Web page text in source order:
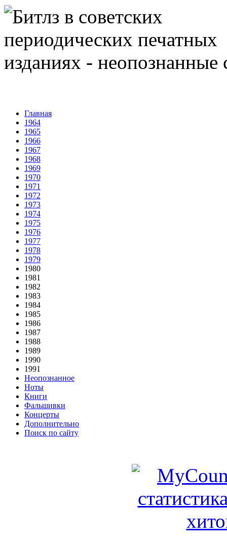
Главная
1964
1965
1966
1967
1968
1969
1970
1971
1972
1973
1974
1975
1976
1977
1978
1979
1980
1981
1982
1983
1984
1985
1986
1987
1988
1989
1990
1991
Неопознанное
Ноты
Книги
Фальшивки
Концерты
Дополнительно
Поиск по сайту